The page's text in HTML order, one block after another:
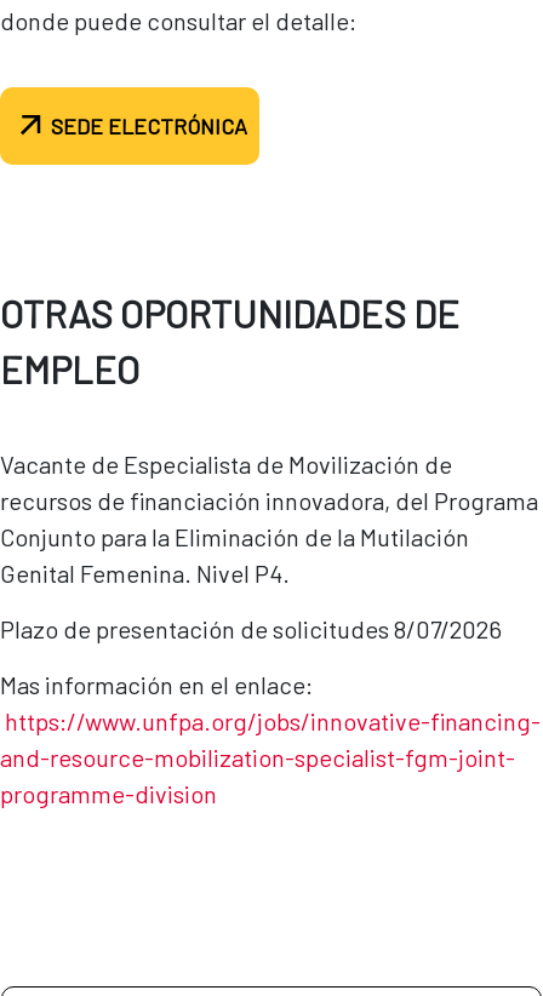
donde puede consultar el detalle:
SEDE ELECTRÓNICA
OTRAS OPORTUNIDADES DE
EMPLEO
Vacante de Especialista de Movilización de
recursos de financiación innovadora, del Programa
Conjunto para la Eliminación de la Mutilación
Genital Femenina. Nivel P4.
Plazo de presentación de solicitudes 8/07/2026
Mas información en el enlace:
https://www.unfpa.org/jobs/innovative-financing-
and-resource-mobilization-specialist-fgm-joint-
programme-division